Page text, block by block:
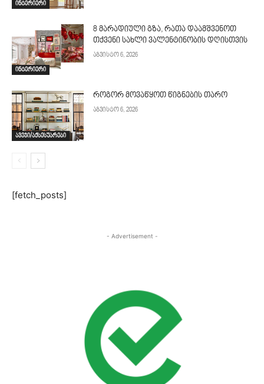
ინტერიერი
ინტერიერი
8 მარადიული გზა, რათა დაამშვენოთ
თქვენი სახლი ვალენტინობის დღისთვის
აგვისტო 6, 2026
ავეჯი/აქსესუარები
როგორ მოვაწყოთ წიგნების თარო
აგვისტო 6, 2026
[fetch_posts]
- Advertisement -